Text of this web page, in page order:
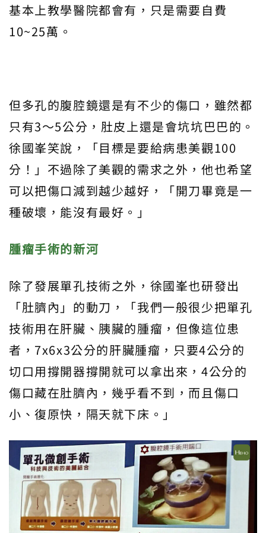
基本上教學醫院都會有，只是需要自費
10~25萬。
但多孔的腹腔鏡還是有不少的傷口，雖然都
只有3～5公分，肚皮上還是會坑坑巴巴的。
徐國峯笑說，「目標是要給病患美觀100
分！」不過除了美觀的需求之外，他也希望
可以把傷口減到越少越好，「開刀畢竟是一
種破壞，能沒有最好。」
腫瘤手術的新河
除了發展單孔技術之外，徐國峯也研發出
「肚臍內」的動刀，「我們一般很少把單孔
技術用在肝臟、胰臟的腫瘤，但像這位患
者，7x6x3公分的肝臟腫瘤，只要4公分的
切口用撐開器撐開就可以拿出來，4公分的
傷口藏在肚臍內，幾乎看不到，而且傷口
小、復原快，隔天就下床。」